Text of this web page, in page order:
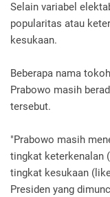
Selain variabel
popularitas atau
kesukaan.
Beberapa nama
Prabowo masih
tersebut.
"Prabowo masih
tingkat keterkenalan
tingkat kesukaan
Presiden yang